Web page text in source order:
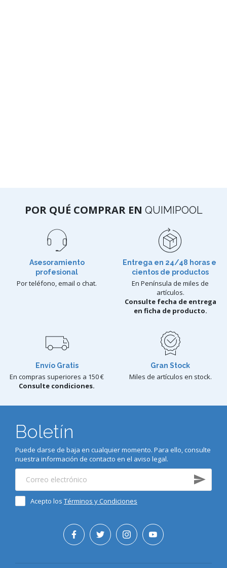
POR QUÉ COMPRAR EN QUIMIPOOL
Asesoramiento
profesional
Por teléfono, email o chat.
Entrega en 24/48 horas e
cientos de productos
En Península de miles de
artículos.
Consulte fecha de entrega
en ficha de producto.
Envío Gratis
En compras superiores a 150 €
Consulte condiciones.
Gran Stock
Miles de artículos en stock.
Boletín
Puede darse de baja en cualquier momento. Para ello, consulte
nuestra información de contacto en el aviso legal.
Acepto los Términos y Condiciones